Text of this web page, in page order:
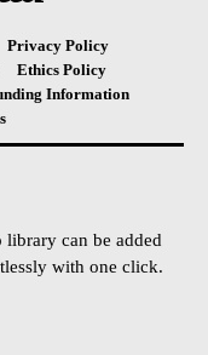
Privacy Policy
Ethics Policy
Information
can be added
with one click.